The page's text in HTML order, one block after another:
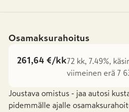
Osamaksurahoitus
261,64 €/kk72 kk, 7.49%,
viimeinen erä 7
Joustava omistus - jaa autosi
pidemmälle ajalle